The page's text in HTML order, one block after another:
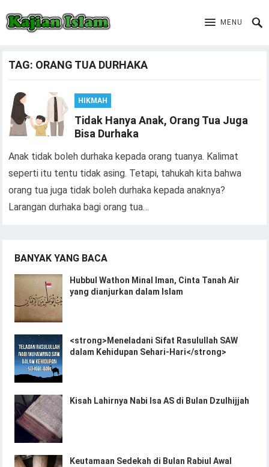
MENU
TAG: ORANG TUA DURHAKA
HIKMAH
Tidak Hanya Anak, Orang Tua Juga
Bisa Durhaka
Anak tidak boleh durhaka kepada orang tuanya. Kalimat
seperti itu tentu tidak asing. Tetapi, tahukah kita bahwa
orang tua juga tidak boleh durhaka kepada anaknya?
Larangan durhaka bagi orang tua…
BANYAK YANG BACA
Hubbul Wathon Minal Iman, Cinta Tanah Air
yang dianjurkan dalam Islam
<strong>Meneladani Sifat Rasulullah SAW
dalam Kehidupan Sehari-Hari</strong>
Kisah Lahirnya Nabi Isa AS di Bulan Dzulhijjah
Keutamaan Sedekah di Bulan Rabiul Awal